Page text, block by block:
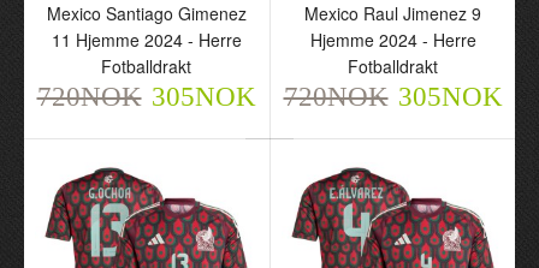
Mexico Special 2024-25
Svart - Herre Langermet
Fotballdrakt
802NOK
Mexico Special 2024-25
Svart - Barn Langermet
Draktsett
802NOK
Mexico Santiago Gimenez
11 Hjemme 2024 - Herre
Fotballdrakt
720NOK 305NOK
Mexico Raul Jimenez 9
Hjemme 2024 - Herre
Fotballdrakt
720NOK 305NOK